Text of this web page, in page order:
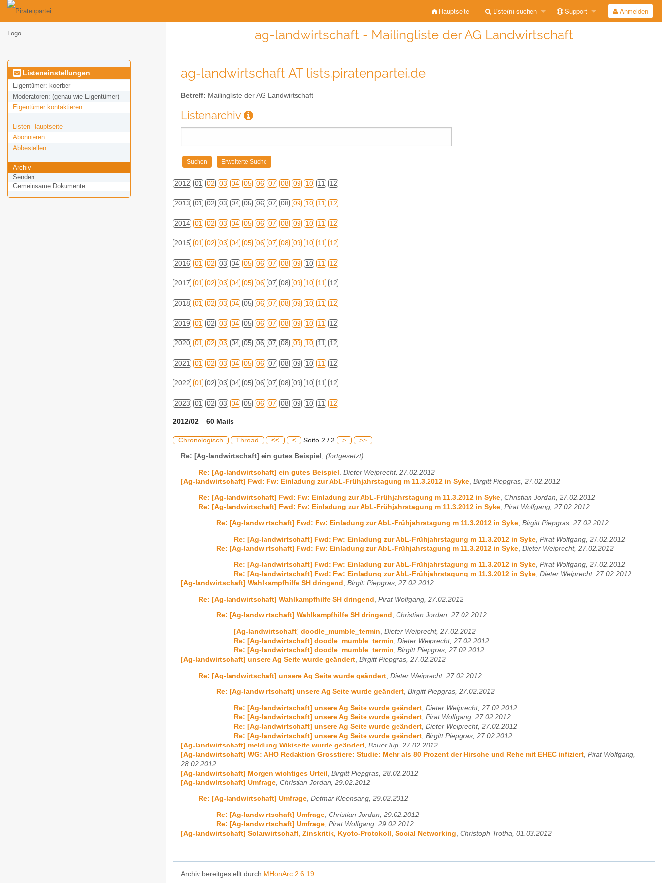
Hauptseite Liste(n) suchen Support Anmelden
ag-landwirtschaft - Mailingliste der AG Landwirtschaft
Listeneinstellungen
Eigentümer: koerber
Moderatoren: (genau wie Eigentümer)
Eigentümer kontaktieren
Listen-Hauptseite
Abonnieren
Abbestellen
Archiv
Senden
Gemeinsame Dokumente
ag-landwirtschaft AT lists.piratenpartei.de
Betreff: Mailingliste der AG Landwirtschaft
Listenarchiv
2012 01 02 03 04 05 06 07 08 09 10 11 12
2013 01 02 03 04 05 06 07 08 09 10 11 12
2014 01 02 03 04 05 06 07 08 09 10 11 12
2015 01 02 03 04 05 06 07 08 09 10 11 12
2016 01 02 03 04 05 06 07 08 09 10 11 12
2017 01 02 03 04 05 06 07 08 09 10 11 12
2018 01 02 03 04 05 06 07 08 09 10 11 12
2019 01 02 03 04 05 06 07 08 09 10 11 12
2020 01 02 03 04 05 06 07 08 09 10 11 12
2021 01 02 03 04 05 06 07 08 09 10 11 12
2022 01 02 03 04 05 06 07 08 09 10 11 12
2023 01 02 03 04 05 06 07 08 09 10 11 12
2012/02 60 Mails
Chronologisch Thread << < Seite 2 / 2 > >>
Re: [Ag-landwirtschaft] ein gutes Beispiel , (fortgesetzt)
Re: [Ag-landwirtschaft] ein gutes Beispiel
Dieter Weiprecht, 27.02.2012
[Ag-landwirtschaft] Fwd: Fw: Einladung zur AbL-Frühjahrstagung m 11.3.2012 in Syke Birgitt Piepgras, 27.02.2012
Re: [Ag-landwirtschaft] Fwd: Fw: Einladung zur AbL-Frühjahrstagung m 11.3.2012 in Syke, Christian Jordan, 27.02.2012
Re: [Ag-landwirtschaft] Fwd: Fw: Einladung zur AbL-Frühjahrstagung m 11.3.2012 in Syke, Pirat Wolfgang, 27.02.2012
Re: [Ag-landwirtschaft] Fwd: Fw: Einladung zur AbL-Frühjahrstagung m 11.3.2012 in Syke, Birgitt Piepgras, 27.02.2012
Re: [Ag-landwirtschaft] Fwd: Fw: Einladung zur AbL-Frühjahrstagung m 11.3.2012 in Syke Pirat Wolfgang, 27.02.2012
Re: [Ag-landwirtschaft] Fwd: Fw: Einladung zur AbL-Frühjahrstagung m 11.3.2012 in Syke Dieter Weiprecht, 27.02.2012
Re: [Ag-landwirtschaft] Fwd: Fw: Einladung zur AbL-Frühjahrstagung m 11.3.2012 in Syke, Pirat Wolfgang, 27.02.2012
Re: [Ag-landwirtschaft] Fwd: Fw: Einladung zur AbL-Frühjahrstagung m 11.3.2012 in Syke, Dieter Weiprecht, 27.02.2012
[Ag-landwirtschaft] Wahlkampfhilfe SH dringend , Birgitt Piepgras, 27.02.2012
Re: [Ag-landwirtschaft] Wahlkampfhilfe SH dringend Pirat Wolfgang, 27.02.2012
Re: [Ag-landwirtschaft] Wahlkampfhilfe SH dringend , Christian Jordan, 27.02.2012
[Ag-landwirtschaft] doodle_mumble_termin Dieter Weiprecht, 27.02.2012
Re: [Ag-landwirtschaft] doodle_mumble_termin Dieter Weiprecht, 27.02.2012
Re: [Ag-landwirtschaft] doodle_mumble_termin Birgitt Piepgras, 27.02.2012
[Ag-landwirtschaft] unsere Ag Seite wurde geändert Birgitt Piepgras, 27.02.2012
Re: [Ag-landwirtschaft] unsere Ag Seite wurde geändert Dieter Weiprecht, 27.02.2012
Re: [Ag-landwirtschaft] unsere Ag Seite wurde geändert, Birgitt Piepgras, 27.02.2012
Re: [Ag-landwirtschaft] unsere Ag Seite wurde geändert Dieter Weiprecht, 27.02.2012
Re: [Ag-landwirtschaft] unsere Ag Seite wurde geändert Pirat Wolfgang, 27.02.2012
Re: [Ag-landwirtschaft] unsere Ag Seite wurde geändert Dieter Weiprecht, 27.02.2012
Re: [Ag-landwirtschaft] unsere Ag Seite wurde geändert Birgitt Piepgras, 27.02.2012
[Ag-landwirtschaft] meldung Wikiseite wurde geändert BauerJup, 27.02.2012
[Ag-landwirtschaft] WG: AHO Redaktion Grosstiere: Studie: Mehr als 80 Prozent der Hirsche und Rehe mit EHEC infiziert Pirat Wolfgang,
28.02.2012
[Ag-landwirtschaft] Morgen wichtiges Urteil
Birgitt Piepgras, 28.02.2012
[Ag-landwirtschaft] Umfrage Christian Jordan, 29.02.2012
Re: [Ag-landwirtschaft] Umfrage, Detmar Kleensang, 29.02.2012
Re: [Ag-landwirtschaft] Umfrage Christian Jordan, 29.02.2012
Re: [Ag-landwirtschaft] Umfrage Pirat Wolfgang, 29.02.2012
[Ag-landwirtschaft] Solarwirtschaft, Zinskritik, Kyoto-Protokoll, Social Networking Christoph Trotha, 01.03.2012
Archiv bereitgestellt durch MHonArc 2.6.19